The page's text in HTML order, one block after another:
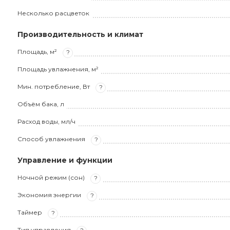
Несколько расцветок
Производительность и климат
Площадь, м² ?
Площадь увлажнения, м²
Мин. потребление, Вт ?
Объём бака, л
Расход воды, мл/ч
Способ увлажнения ?
Управление и функции
Ночной режим (сон) ?
Экономия энергии ?
Таймер ?